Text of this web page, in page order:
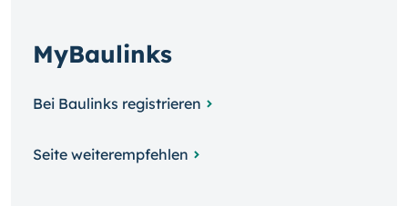
MyBaulinks
Bei Baulinks registrieren
Seite weiterempfehlen